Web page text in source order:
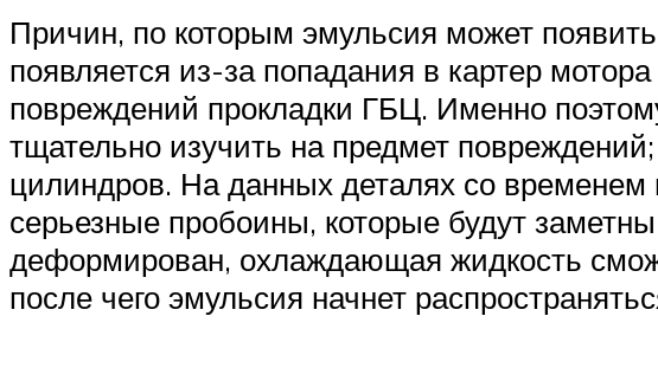
Причин, по которым эмульсия может
появляется из-за попадания в картер
повреждений прокладки ГБЦ. Именно
тщательно изучить на предмет
цилиндров. На данных деталях со
серьезные пробоины, которые будут
деформирован, охлаждающая жидкость
после чего эмульсия начнет